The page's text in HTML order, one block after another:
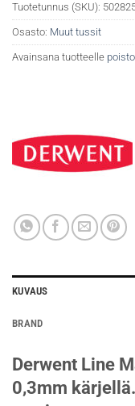
Tuotetunnus (SKU):
Osasto: Muut tussit
Avainsana tuotteelle
KUVAUS
BRAND
Derwent Line
0,3mm